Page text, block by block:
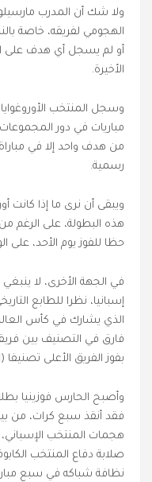
ولا شك أن المدرب
الهجومي لفريقه، خاصة
أو لم يسجل أي هدف على
الأخيرة.
مباريات في دور
من هدف واحد إلا في
رسمية.
ويبقى أن نرى ما إذا كانت
هذه البطولة، على الرغم
حظا للفوز يوم الأحد، على
في الجهة الأخرى، لا ينبغي
إسبانيا، نظرا للطابع
الذي يشارك في كأس
فارق في التصنيف بين
بفوز الفريق الأعلى
وأصبح الحارس فوزينيا
فقد أنقذ سبع كرات، من
هجمات المنتخب
صلابة دفاع المنتخب
نظافة شباكه في سبع